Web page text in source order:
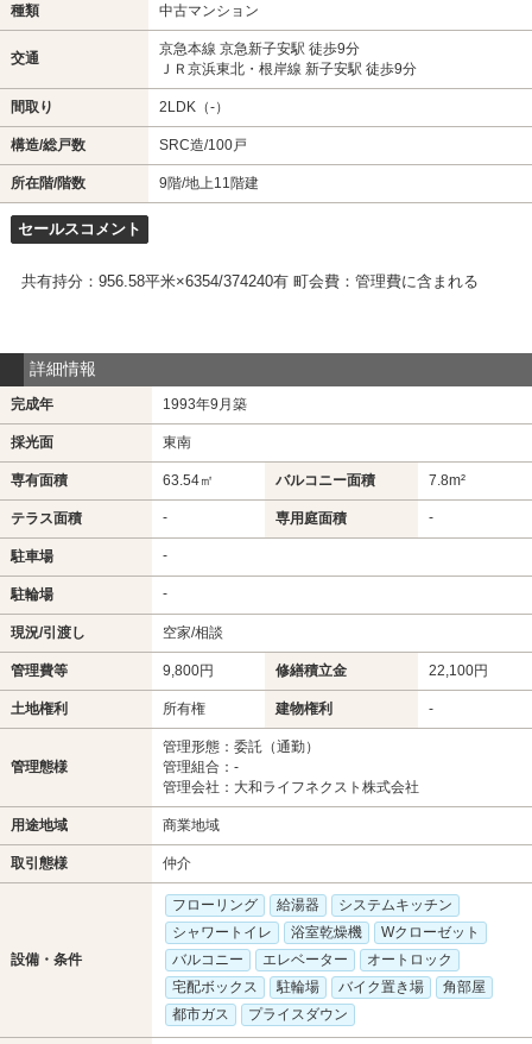
種類 中古マンション
交通
京急本線 京急新子安駅 徒歩9分
ＪＲ京浜東北・根岸線 新子安駅 徒歩9分
間取り 2LDK（-）
構造/総戸数 SRC造/100戸
所在階/階数 9階/地上11階建
セールスコメント
共有持分：956.58平米×6354/374240有 町会費：管理費に含まれる
詳細情報
完成年 1993年9月築
採光面 東南
専有面積 63.54㎡ バルコニー面積 7.8m²
テラス面積 - 専用庭面積 -
駐車場 -
駐輪場 -
現況/引渡し 空家/相談
管理費等 9,800円 修繕積立金 22,100円
土地権利 所有権 建物権利 -
管理態様
管理形態：委託（通勤）
管理組合：-
管理会社：大和ライフネクスト株式会社
用途地域 商業地域
取引態様 仲介
設備・条件
フローリング 給湯器
システムキッチン
シャワートイレ
浴室乾燥機
Wクローゼット
バルコニー
エレベーター
オートロック
宅配ボックス
駐輪場 バイク置き場
角部屋
都市ガス
プライスダウン